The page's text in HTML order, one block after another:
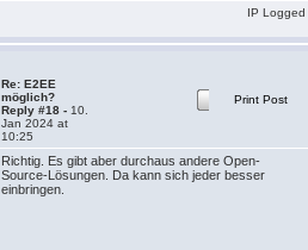
IP Logged
Re: E2EE
möglich?
Reply #18 - 10.
Jan 2024 at
10:25
Print Post
Richtig. Es gibt aber durchaus andere Open-
Source-Lösungen. Da kann sich jeder besser
einbringen.